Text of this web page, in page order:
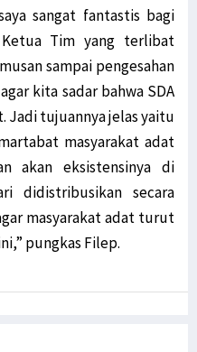
sangat fantastis bagi
Ketua Tim yang terlibat
sampai pengesahan
kita sadar bahwa SDA
Jadi tujuannya jelas yaitu
masyarakat adat
akan eksistensinya di
didistribusikan secara
masyarakat adat turut
pungkas Filep.